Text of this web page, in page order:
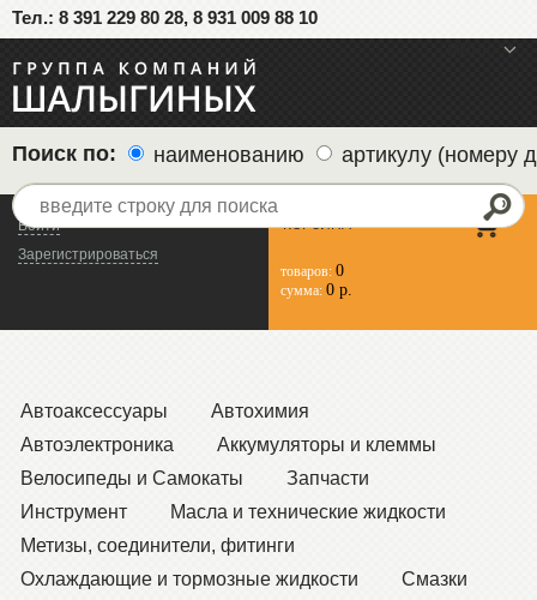
Тел.: 8 391 229 80 28, 8 931 009 88 10
Войти
Зарегистрироваться
КОРЗИНА
товаров: 0
сумма: 0 р.
Поиск по: наименованию артикулу (номеру
Автоаксессуары
Автохимия
Автоэлектроника
Аккумуляторы и клеммы
Велосипеды и Самокаты
Запчасти
Инструмент
Масла и технические жидкости
Метизы, соединители, фитинги
Охлаждающие и тормозные жидкости
Смазки